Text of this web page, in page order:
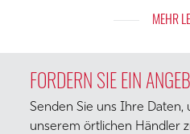
MEHR
FORDERN SIE EIN
Senden Sie uns Ihre Daten,
unserem örtlichen Händler